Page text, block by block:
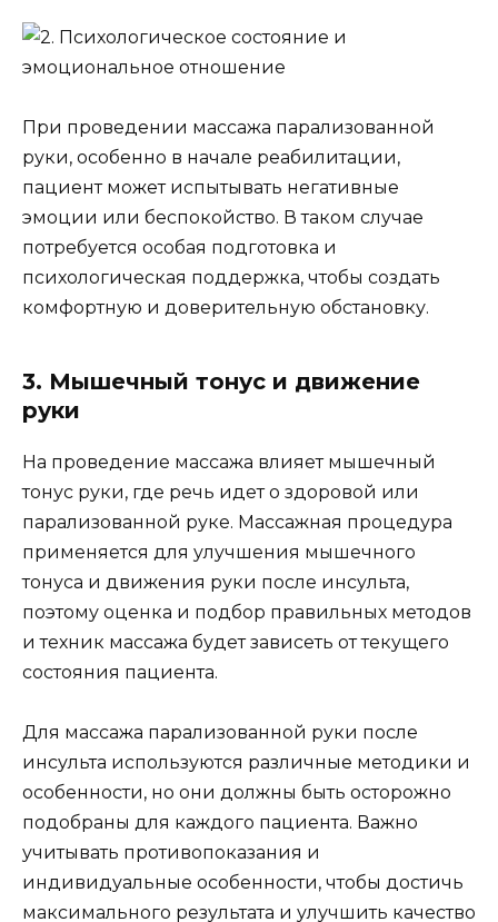
При проведении массажа парализованной
руки, особенно в начале реабилитации,
пациент может испытывать негативные
эмоции или беспокойство. В таком случае
потребуется особая подготовка и
психологическая поддержка, чтобы создать
комфортную и доверительную обстановку.
3. Мышечный тонус и движение
руки
На проведение массажа влияет мышечный
тонус руки, где речь идет о здоровой или
парализованной руке. Массажная процедура
применяется для улучшения мышечного
тонуса и движения руки после инсульта,
поэтому оценка и подбор правильных методов
и техник массажа будет зависеть от текущего
состояния пациента.
Для массажа парализованной руки после
инсульта используются различные методики и
особенности, но они должны быть осторожно
подобраны для каждого пациента. Важно
учитывать противопоказания и
индивидуальные особенности, чтобы достичь
максимального результата и улучшить качество